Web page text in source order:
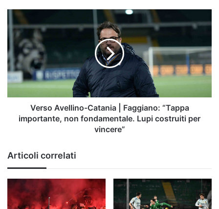
detto
Verso
Avellino-
Catania
Faggiano:
“Tappa
importante,
non
fondamentale.
costruiti
Verso Avellino-Catania | Faggiano: “Tappa
importante, non fondamentale. Lupi costruiti per
vincere”
Articoli correlati